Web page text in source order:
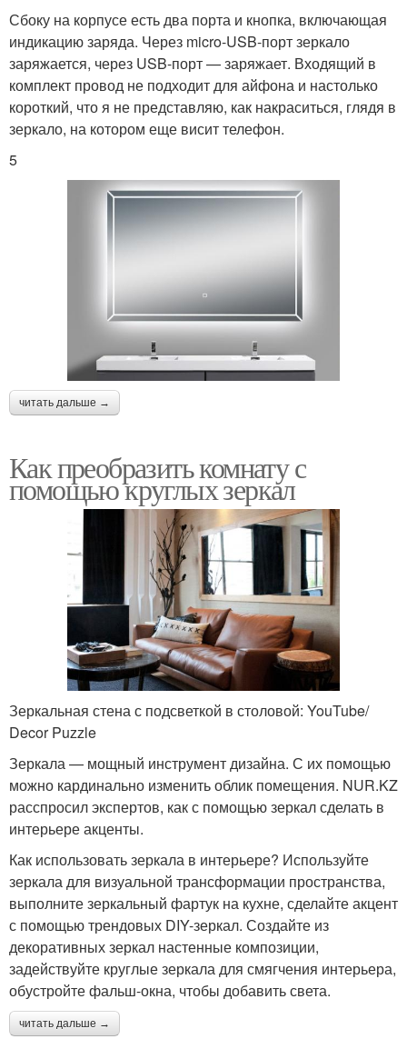
Сбоку на корпусе есть два порта и кнопка, включающая
индикацию заряда. Через micro-USB-порт зеркало
заряжается, через USB-порт — заряжает. Входящий в
комплект провод не подходит для айфона и настолько
короткий, что я не представляю, как накраситься, глядя в
зеркало, на котором еще висит телефон.
5
читать дальше →
Как преобразить комнату с
помощью круглых зеркал
Зеркальная стена с подсветкой в столовой: YouTube/
Decor Puzzle
Зеркала — мощный инструмент дизайна. С их помощью
можно кардинально изменить облик помещения. NUR.KZ
расспросил экспертов, как с помощью зеркал сделать в
интерьере акценты.
Как использовать зеркала в интерьере? Используйте
зеркала для визуальной трансформации пространства,
выполните зеркальный фартук на кухне, сделайте акцент
с помощью трендовых DIY-зеркал. Создайте из
декоративных зеркал настенные композиции,
задействуйте круглые зеркала для смягчения интерьера,
обустройте фальш-окна, чтобы добавить света.
читать дальше →